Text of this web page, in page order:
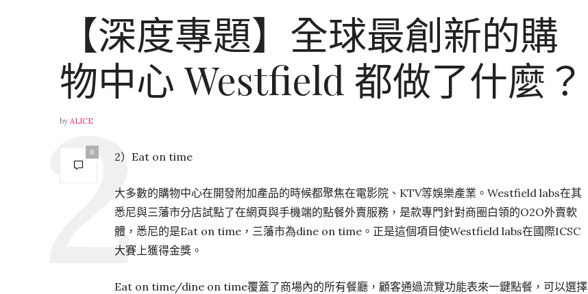
【深度專題】全球最創新的購
物中心 Westfield 都做了什麼？
by ALICE
0 2）Eat on time
大多數的購物中心在開發附加產品的時候都聚焦在電影院、KTV等娛樂產業。Westfield labs在其
悉尼與三藩市分店試點了在網頁與手機端的點餐外賣服務，是款專門針對商圈白領的O2O外賣軟
體，悉尼的是Eat on time，三藩市為dine on time。正是這個項目使Westfield labs在國際ICSC
大賽上獲得金獎。
Eat on time/dine on time覆蓋了商場內的所有餐廳，顧客通過流覽功能表來一鍵點餐，可以選擇